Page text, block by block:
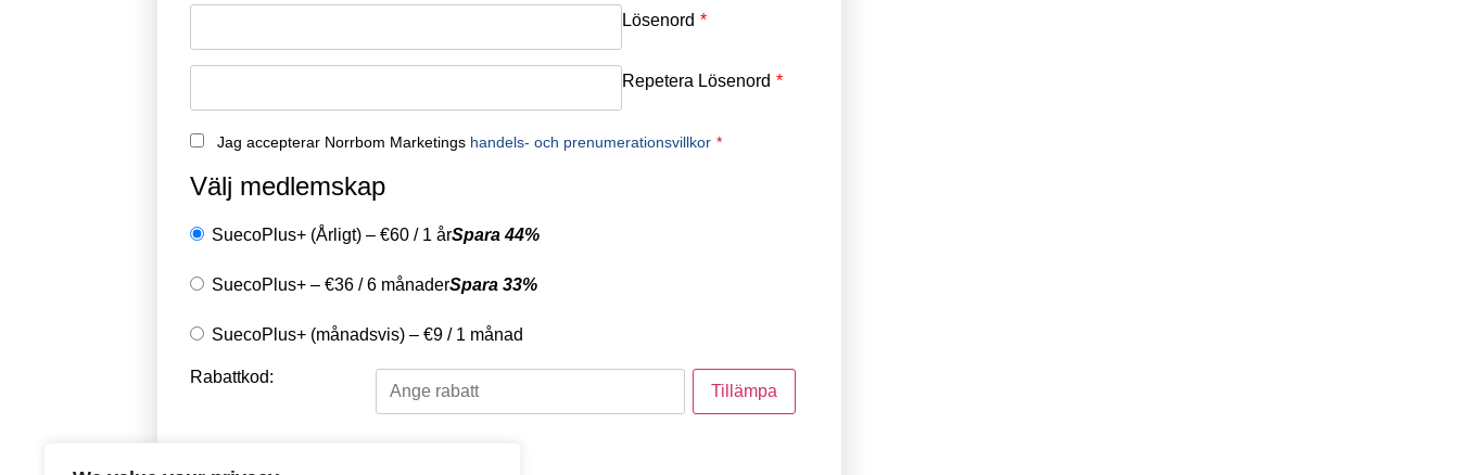
Lösenord *
Repetera Lösenord *
Jag accepterar Norrbom Marketings handels- och prenumerationsvillkor *
Välj medlemskap
SuecoPlus+ (Årligt) – €60 / 1 årSpara 44%
SuecoPlus+ – €36 /6 månaderSpara 33%
SuecoPlus+ (månadsvis) – €9 / 1 månad
Rabattkod:
Välj en betalningsmetod